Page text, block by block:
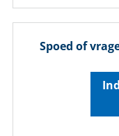
Spoed of